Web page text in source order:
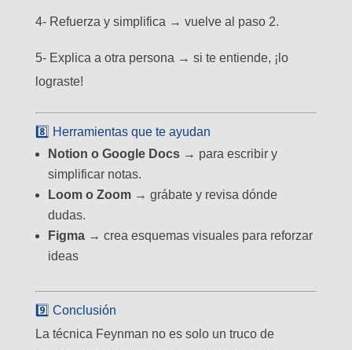
4- Refuerza y simplifica → vuelve al paso 2.
5- Explica a otra persona → si te entiende, ¡lo
lograste!
8️⃣ Herramientas que te ayudan
Notion o Google Docs→ para escribir y
simplificar notas.
Loom o Zoom→ grábate y revisa dónde
dudas.
Figma→ crea esquemas visuales para reforzar
ideas
9️⃣ Conclusión
La técnica Feynman no es solo un truco de